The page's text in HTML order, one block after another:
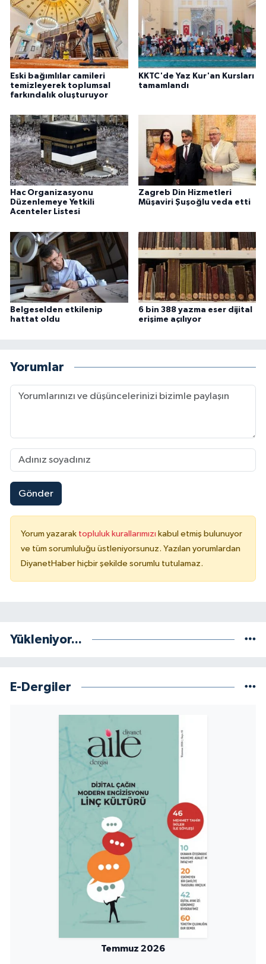
Eski bağımlılar camileri
temizleyerek toplumsal
farkındalık oluşturuyor
KKTC'de Yaz Kur'an Kursları
tamamlandı
Hac Organizasyonu
Düzenlemeye Yetkili
Acenteler Listesi
Zagreb Din Hizmetleri
Müşaviri Şuşoğlu veda etti
Belgeselden etkilenip
hattat oldu
6 bin 388 yazma eser dijital
erişime açılıyor
Yorumlar
Gönder
Yorum yazarak topluluk kurallarımızı kabul etmiş bulunuyor
ve tüm sorumluluğu üstleniyorsunuz. Yazılan yorumlardan
DiyanetHaber hiçbir şekilde sorumlu tutulamaz.
Yükleniyor...
E-Dergiler
Temmuz 2026